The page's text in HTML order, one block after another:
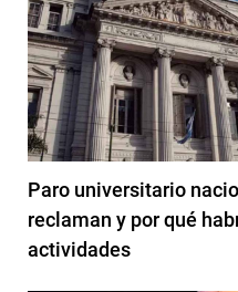
Paro universitario
reclaman y por qué
actividades